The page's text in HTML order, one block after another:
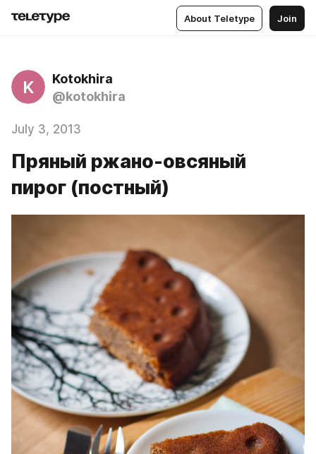
About Teletype Join
K
Kotokhira
@kotokhira
July 3, 2013
Пряный ржано-овсяный
пирог (постный)